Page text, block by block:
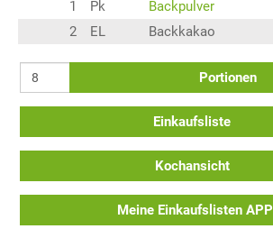
1
Pk
Backpulver
2
EL Backkakao
Portionen
Einkaufsliste
Kochansicht
Meine Einkaufslisten APP